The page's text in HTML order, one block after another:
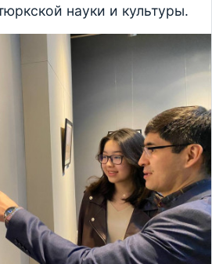
науки и культуры.